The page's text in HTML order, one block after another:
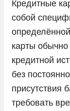
Кредитные
собой
карты
кредитной
без
присутствия
требовать